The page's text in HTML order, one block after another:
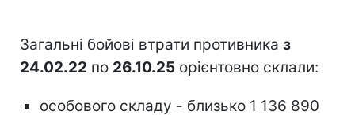
Загальні бойові втрати противника з
24.02.22 по 26.10.25 орієнтовно склали:
особового складу - близько 1 136 890